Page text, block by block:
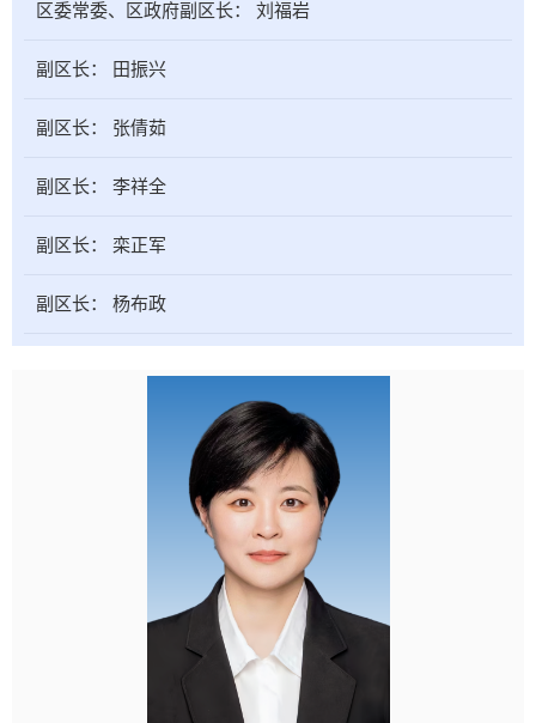
区委常委、区政府副区长： 刘福岩
副区长： 田振兴
副区长： 张倩茹
副区长： 李祥全
副区长： 栾正军
副区长： 杨布政